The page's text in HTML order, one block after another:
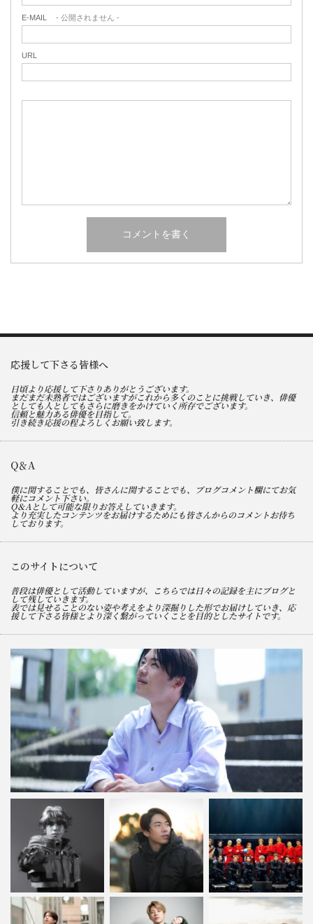
E-MAIL - 公開されません -
URL
応援して下さる皆様へ
日頃より応援して下さりありがとうございます。
まだまだ未熟者ではございますがこれから多くのことに挑戦していき、俳優
としても人としてもさらに磨きをかけていく所存でございます。
信頼と魅力ある俳優を目指して。
引き続き応援の程よろしくお願い致します。
Q＆A
僕に関することでも、皆さんに関することでも、ブログコメント欄にてお気
軽にコメント下さい。
Q＆Aとして可能な限りお答えしていきます。
より充実したコンテンツをお届けするためにも皆さんからのコメントお待ち
しております。
このサイトについて
普段は俳優として活動していますが、こちらでは日々の記録を主にブログと
して残していきます。
表では見せることのない姿や考えをより深掘りした形でお届けしていき、応
援して下さる皆様とより深く繋がっていくことを目的としたサイトです。